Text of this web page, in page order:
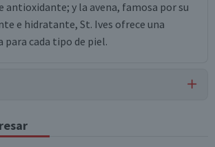
antioxidante; y la avena, famosa por su
e hidratante, St. Ives ofrece una
cada tipo de piel.